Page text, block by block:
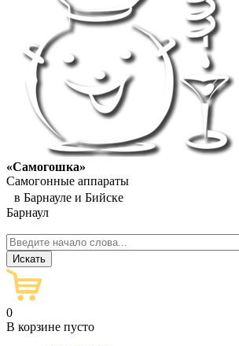
«Самогошка»
Самогонные аппараты
в Барнауле и Бийске
Барнаул
0
В корзине пусто